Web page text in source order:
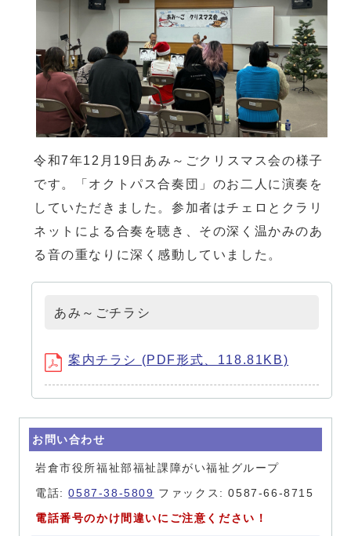
令和7年12月19日あみ～ごクリスマス会の様子
です。「オクトパス合奏団」のお二人に演奏を
していただきました。参加者はチェロとクラリ
ネットによる合奏を聴き、その深く温かみのあ
る音の重なりに深く感動していました。
あみ～ごチラシ
案内チラシ (PDF形式、118.81KB)
お問い合わせ
岩倉市役所福祉部福祉課障がい福祉グループ
電話:0587-38-5809 ファックス: 0587-66-8715
電話番号のかけ間違いにご注意ください！